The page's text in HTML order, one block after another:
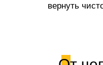
вернуть